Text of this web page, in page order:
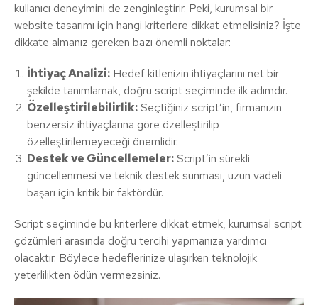
kullanıcı deneyimini de zenginleştirir. Peki, kurumsal bir
website tasarımı için hangi kriterlere dikkat etmelisiniz? İşte
dikkate almanız gereken bazı önemli noktalar:
İhtiyaç Analizi: Hedef kitlenizin ihtiyaçlarını net bir
şekilde tanımlamak, doğru script seçiminde ilk adımdır.
Özelleştirilebilirlik:Seçtiğiniz script’in, firmanızın
benzersiz ihtiyaçlarına göre özelleştirilip
özelleştirilemeyeceği önemlidir.
Destek ve Güncellemeler:Script’in sürekli
güncellenmesi ve teknik destek sunması, uzun vadeli
başarı için kritik bir faktördür.
Script seçiminde bu kriterlere dikkat etmek, kurumsal script
çözümleri arasında doğru tercihi yapmanıza yardımcı
olacaktır. Böylece hedeflerinize ulaşırken teknolojik
yeterlilikten ödün vermezsiniz.